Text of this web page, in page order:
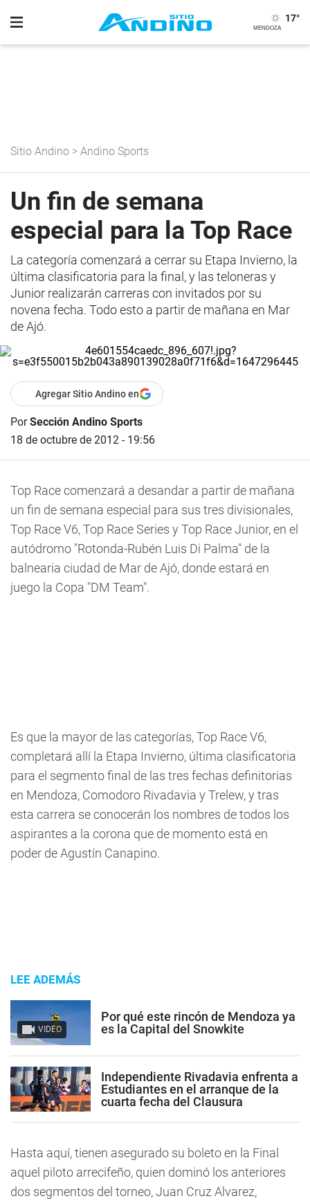
17°
Sitio Andino > Andino Sports
Un fin de semana
especial para la Top Race
La categoría comenzará a cerrar su Etapa Invierno, la
última clasificatoria para la final, y las teloneras y
Junior realizarán carreras con invitados por su
novena fecha. Todo esto a partir de mañana en Mar
de Ajó.
Agregar Sitio Andino en
PorSección Andino Sports
18 de octubre de 2012 - 19:56
Top Race comenzará a desandar a partir de mañana
un fin de semana especial para sus tres divisionales,
Top Race V6, Top Race Series y Top Race Junior, en el
autódromo "Rotonda-Rubén Luis Di Palma" de la
balnearia ciudad de Mar de Ajó, donde estará en
juego la Copa "DM Team".
Es que la mayor de las categorías, Top Race V6,
completará allí la Etapa Invierno, última clasificatoria
para el segmento final de las tres fechas definitorias
en Mendoza, Comodoro Rivadavia y Trelew, y tras
esta carrera se conocerán los nombres de todos los
aspirantes a la corona que de momento está en
poder de Agustín Canapino.
LEE ADEMÁS
VIDEO
Por qué este rincón de Mendoza ya
es la Capital del Snowkite
Independiente Rivadavia enfrenta a
Estudiantes en el arranque de la
cuarta fecha del Clausura
Hasta aquí, tienen asegurado su boleto en la Final
aquel piloto arrecifeño, quien dominó los anteriores
dos segmentos del torneo, Juan Cruz Alvarez,